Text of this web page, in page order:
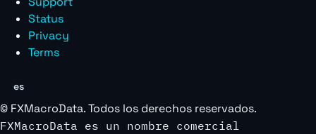
Status
Privacy
Terms
es
© FXMacroData. Todos los derechos reservados.
FXMacroData es un nombre comercial